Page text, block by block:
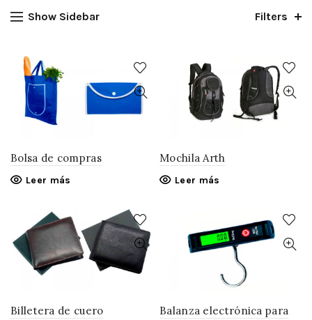
Show Sidebar Filters
Bolsa de compras
Leer más
Mochila Arth
Leer más
Billetera de cuero
Balanza electrónica para